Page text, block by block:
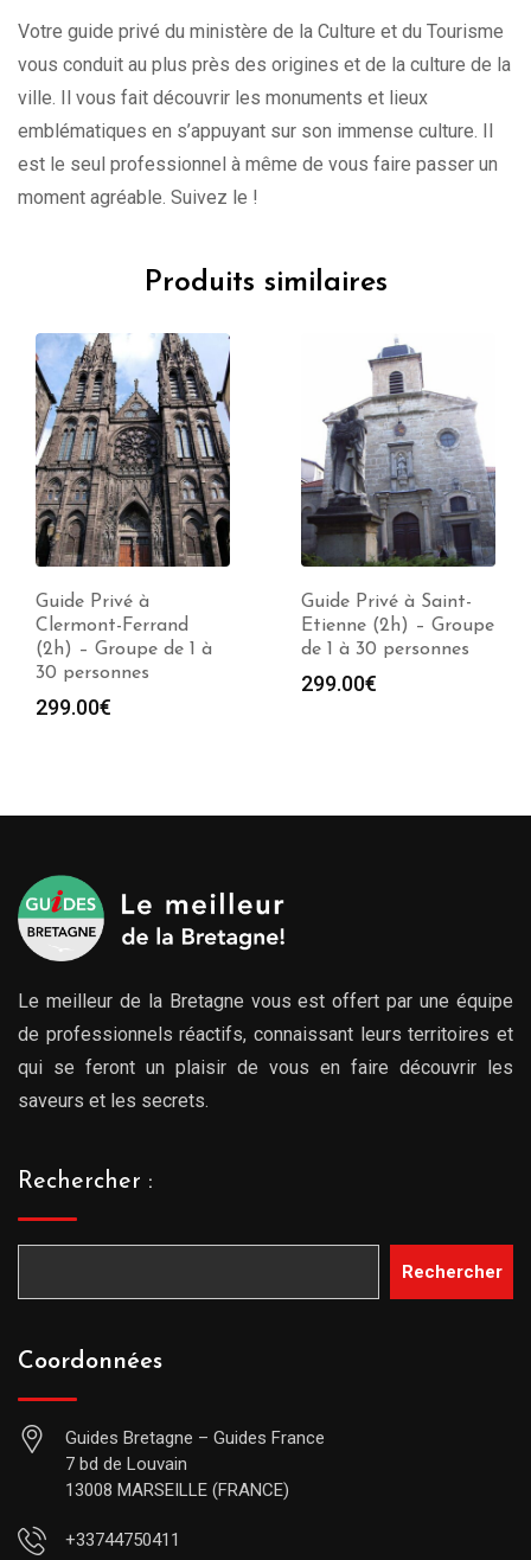
Votre guide privé du ministère de la Culture et du Tourisme
vous conduit au plus près des origines et de la culture de la
ville. Il vous fait découvrir les monuments et lieux
emblématiques en s’appuyant sur son immense culture. Il
est le seul professionnel à même de vous faire passer un
moment agréable. Suivez le !
Produits similaires
Guide Privé à
Clermont-Ferrand
(2h) – Groupe de 1 à
30 personnes
299.00€
Guide Privé à Saint-
Etienne (2h) – Groupe
de 1 à 30 personnes
299.00€
Le meilleur de la Bretagne vous est offert par une équipe
de professionnels réactifs, connaissant leurs territoires et
qui se feront un plaisir de vous en faire découvrir les
saveurs et les secrets.
Rechercher :
Rechercher
Coordonnées
Guides Bretagne – Guides France
7 bd de Louvain
13008 MARSEILLE (FRANCE)
+33744750411